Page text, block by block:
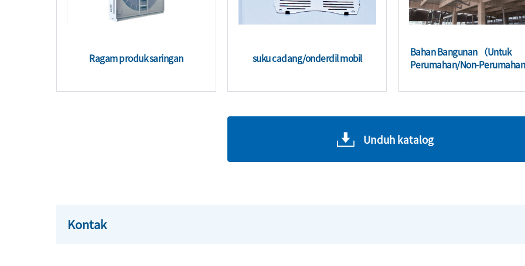
Ragam produk saringan suku cadang/onderdil mobil
Bahan Bangunan （Untuk
Perumahan/Non-
Unduh katalog
Kontak